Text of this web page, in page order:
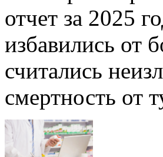
отчет за 2025
избавились от
считались
смертность от